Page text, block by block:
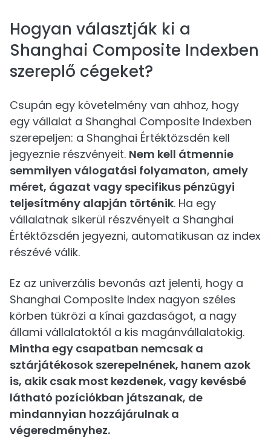
Hogyan választják ki a
Shanghai Composite Indexben
szereplő cégeket?
Csupán egy követelmény van ahhoz, hogy
egy vállalat a Shanghai Composite Indexben
szerepeljen: a Shanghai Értéktőzsdén kell
jegyeznie részvényeit. Nem kell átmennie
semmilyen válogatási folyamaton, amely
méret, ágazat vagy specifikus pénzügyi
teljesítmény alapján történik. Ha egy
vállalatnak sikerül részvényeit a Shanghai
Értéktőzsdén jegyezni, automatikusan az index
részévé válik.
Ez az univerzális bevonás azt jelenti, hogy a
Shanghai Composite Index nagyon széles
körben tükrözi a kínai gazdaságot, a nagy
állami vállalatoktól a kis magánvállalatokig.
Mintha egy csapatban nemcsak a
sztárjátékosok szerepelnének, hanem azok
is, akik csak most kezdenek, vagy kevésbé
látható pozíciókban játszanak, de
mindannyian hozzájárulnak a
végeredményhez.